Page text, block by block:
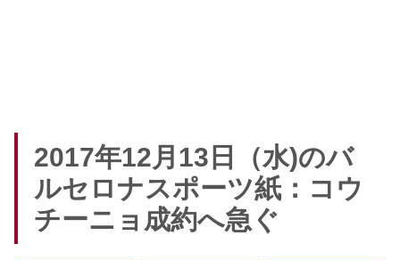
2017年12月13日（水)のバ
ルセロナスポーツ紙：コウ
チーニョ成約へ急ぐ